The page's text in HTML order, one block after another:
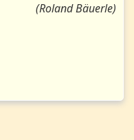
(Roland Bäuerle)